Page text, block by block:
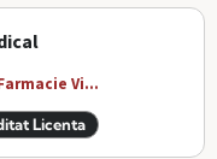
Vi...
Licenta